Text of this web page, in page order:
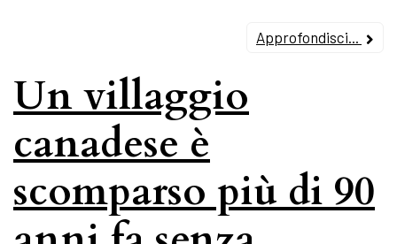
Approfondisci...
Un villaggio
canadese è
scomparso più di 90